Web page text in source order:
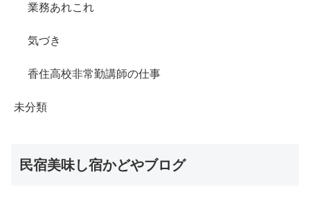
業務あれこれ
気づき
香住高校非常勤講師の仕事
未分類
民宿美味し宿かどやブログ